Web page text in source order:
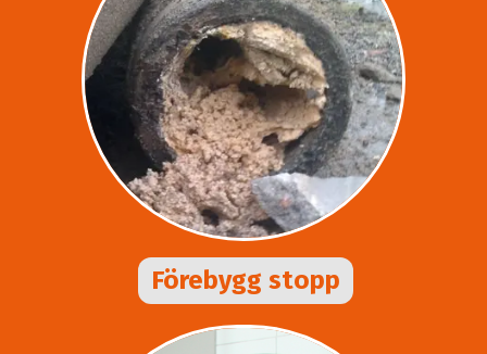
Förebygg stopp